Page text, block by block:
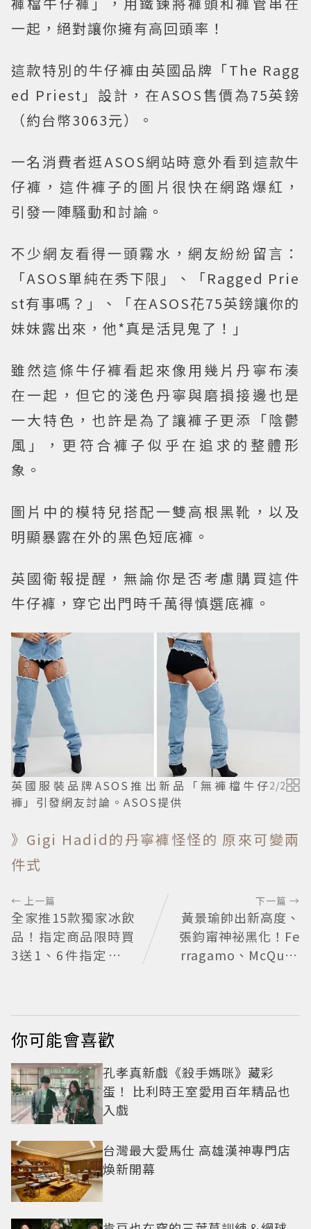
一起，絕對讓你擁有高回頭率！
這款特別的牛仔褲由英國品牌「The Ragg
ed Priest」設計，在ASOS售價為75英鎊
（約台幣3063元）。
一名消費者逛ASOS網站時意外看到這款牛
仔褲，這件褲子的圖片很快在網路爆紅，
引發一陣騷動和討論。
不少網友看得一頭霧水，網友紛紛留言：
「ASOS單純在秀下限」、「Ragged Prie
st有事嗎？」、「在ASOS花75英鎊讓你的
妹妹露出來，他*真是活見鬼了！」
雖然這條牛仔褲看起來像用幾片丹寧布湊
在一起，但它的淺色丹寧與磨損接邊也是
一大特色，也許是為了讓褲子更添「陰鬱
風」，更符合褲子似乎在追求的整體形
象。
圖片中的模特兒搭配一雙高根黑靴，以及
明顯暴露在外的黑色短底褲。
英國衛報提醒，無論你是否考慮購買這件
牛仔褲，穿它出門時千萬得慎選底褲。
英國服裝品牌ASOS推出新品「無褲檔牛仔
褲」引發網友討論。ASOS提供
2/2
》Gigi Hadid的丹寧褲怪怪的 原來可變兩
件式
← 上一篇
全家推15款獨家冰飲
品！指定商品限時買
3送1、6件指定飲料
下一篇 →
黃景瑜帥出新高度、
張鈞甯神祕黑化！Fe
rragamo、McQuee
你可能會喜歡
孔孝真新戲《殺手媽咪》藏彩
蛋！ 比利時王室愛用百年精品也
入戲
台灣最大愛馬仕 高雄漢神專門店
煥新開幕